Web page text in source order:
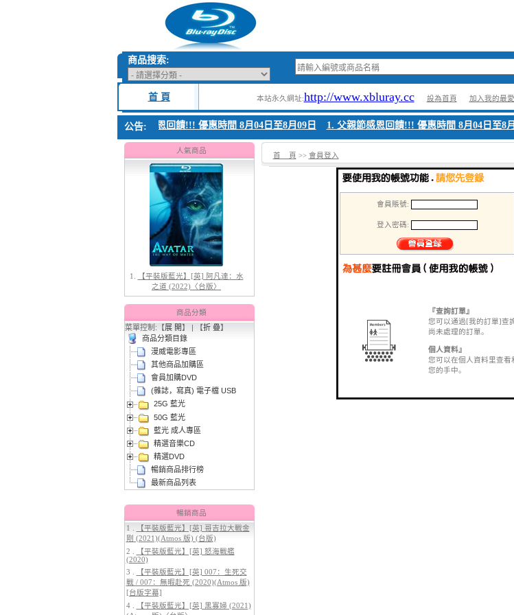
商品搜索:
首 頁 本站永久網址:http://www.xbluray.cc 設為首頁 加入我的最愛
公告:
1. 父親節感恩回饋!!! 優惠時間 8月04日至8月09日 1. 父親節感恩回饋!!! 優惠時間 8月04日至8
人氣商品
1.
【平裝版藍光】[英] 阿凡達：水
之道 (2022)〈台版〉
2.【平裝版藍光】[英] 太空超人
3.
【平裝版藍光】[英] 曼達洛人與
商品分類
菜單控制:【展 開】 | 【折 疊】
商品分類目錄
漫威電影專區
其他商品加購區
會員加購DVD
(雜誌，寫真) 電子檔 USB
25G 藍光
50G 藍光
藍光 成人專區
精選音樂CD
精選DVD
暢銷商品排行榜
最新商品列表
暢銷商品
1 .
【平裝版藍光】[英] 哥吉拉大戰金
剛 (2021)(Atmos 版) (台版)
2 .
【平裝版藍光】[英] 怒海戰艦
(2020)
3 .
【平裝版藍光】[英] 007：生死交
戰 / 007：無暇赴死 (2020)(Atmos 版)
[台版字幕]
4 .
【平裝版藍光】[英] 黑寡婦 (2021)
首 頁 >> 會員登入
會員賬號:
登入密碼:
『查詢訂單』
您可以通過[我的訂單]查
尚未處理的訂單。
個人資料』
您可以在個人資料里查看
您的手中。